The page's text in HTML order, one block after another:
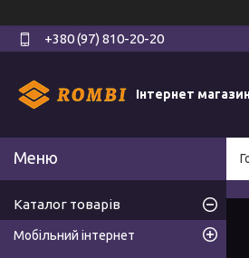
+380 (97) 810-20-20
Інтернет
Каталог товарів
Мобільний інтернет